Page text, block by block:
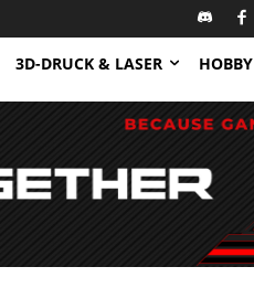
3D-DRUCK & LASER HOBBY